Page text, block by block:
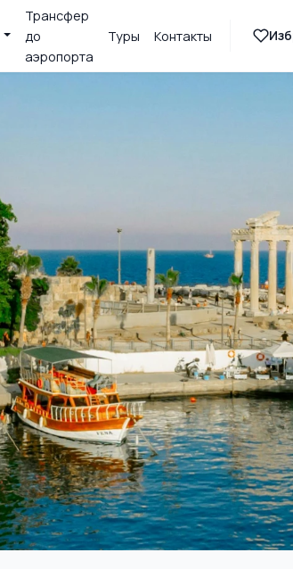
Трансфер
до
аэропорта
Туры Контакты